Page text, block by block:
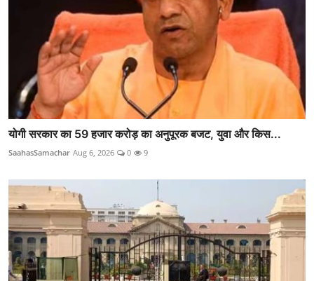
योगी सरकार का 59 हजार करोड़ का अनुपूरक बजट, युवा और किस...
SaahasSamachar Aug 6, 2026 0 9